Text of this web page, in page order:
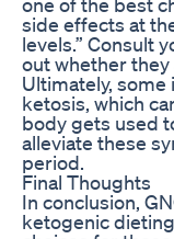
side effects at
levels.” Consult
out whether
Ultimately,
ketosis, which
body gets used
alleviate these
period.
Final Thoughts
In conclusion,
ketogenic